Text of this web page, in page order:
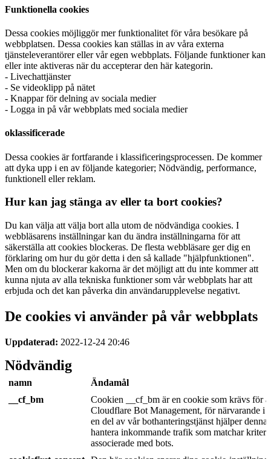
Funktionella cookies
Dessa cookies möjliggör mer funktionalitet för våra besökare på
webbplatsen. Dessa cookies kan ställas in av våra externa
tjänsteleverantörer eller vår egen webbplats. Följande funktioner kan
eller inte aktiveras när du accepterar den här kategorin.
- Livechattjänster
- Se videoklipp på nätet
- Knappar för delning av sociala medier
- Logga in på vår webbplats med sociala medier
oklassificerade
Dessa cookies är fortfarande i klassificeringsprocessen. De kommer
att dyka upp i en av följande kategorier; Nödvändig, performance,
funktionell eller reklam.
Hur kan jag stänga av eller ta bort cookies?
Du kan välja att välja bort alla utom de nödvändiga cookies. I
webbläsarens inställningar kan du ändra inställningarna för att
säkerställa att cookies blockeras. De flesta webbläsare ger dig en
förklaring om hur du gör detta i den så kallade "hjälpfunktionen".
Men om du blockerar kakorna är det möjligt att du inte kommer att
kunna njuta av alla tekniska funktioner som vår webbplats har att
erbjuda och det kan påverka din användarupplevelse negativt.
De cookies vi använder på vår webbplats
Uppdaterad: 2022-12-24 20:46
Nödvändig
namn
Ändamål
__cf_bm
Cookien __cf_bm är en cookie som krävs för
Cloudflare Bot Management, för närvarande i
en del av vår bothanteringstjänst hjälper denna
hantera inkommande trafik som matchar
associerade med bots.